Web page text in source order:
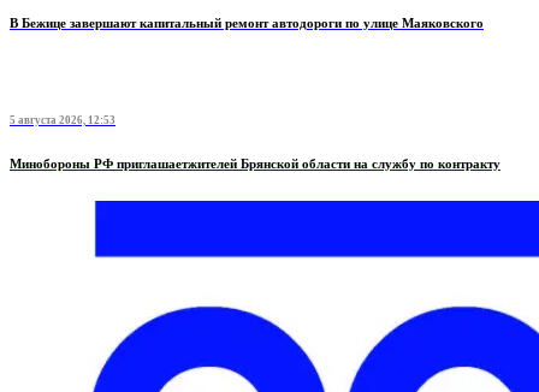
В Бежице завершают капитальный ремонт автодороги по улице Маяковского
5 августа 2026, 12:53
Минобoроны РФ приглaшaетжитeлeй Брянской области на службу по контракту